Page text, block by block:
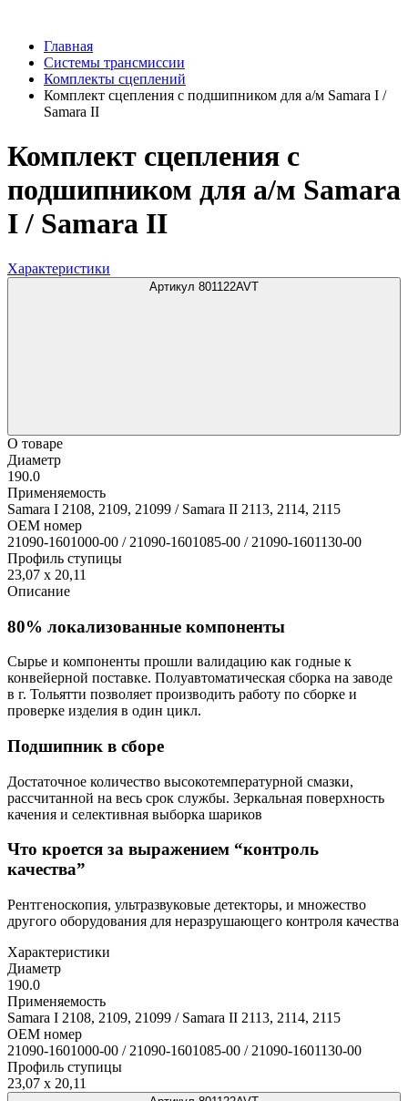
Главная
Системы трансмиссии
Комплекты сцеплений
Комплект сцепления с подшипником для а/м Samara I /
Samara II
Комплект сцепления с
подшипником для а/м Samara
I / Samara II
Характеристики
Артикул 801122AVT
О товаре
Диаметр
190.0
Применяемость
Samara I 2108, 2109, 21099 / Samara II 2113, 2114, 2115
OEM номер
21090-1601000-00 / 21090-1601085-00 / 21090-1601130-00
Профиль ступицы
23,07 x 20,11
Описание
80% локализованные компоненты
Сырье и компоненты прошли валидацию как годные к
конвейерной поставке. Полуавтоматическая сборка на заводе
в г. Тольятти позволяет производить работу по сборке и
проверке изделия в один цикл.
Подшипник в сборе
Достаточное количество высокотемпературной смазки,
рассчитанной на весь срок службы. Зеркальная поверхность
качения и селективная выборка шариков
Что кроется за выражением “контроль
качества”
Рентгеноскопия, ультразвуковые детекторы, и множество
другого оборудования для неразрушающего контроля качества
Характеристики
Диаметр
190.0
Применяемость
Samara I 2108, 2109, 21099 / Samara II 2113, 2114, 2115
OEM номер
21090-1601000-00 / 21090-1601085-00 / 21090-1601130-00
Профиль ступицы
23,07 x 20,11